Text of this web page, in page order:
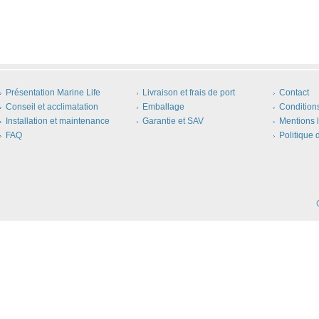
Présentation Marine Life
Conseil et acclimatation
Installation et maintenance
FAQ
Livraison et frais de port
Emballage
Garantie et SAV
Contact
Mentions
Politique